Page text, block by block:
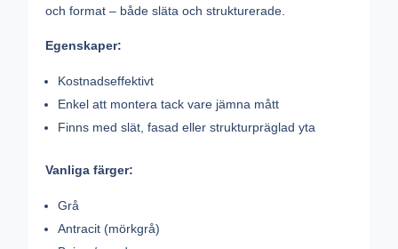
och format – både släta och strukturerade.
Egenskaper:
Kostnadseffektivt
Enkel att montera tack vare jämna mått
Finns med slät, fasad eller strukturpräglad yta
Vanliga färger:
Grå
Antracit (mörkgrå)